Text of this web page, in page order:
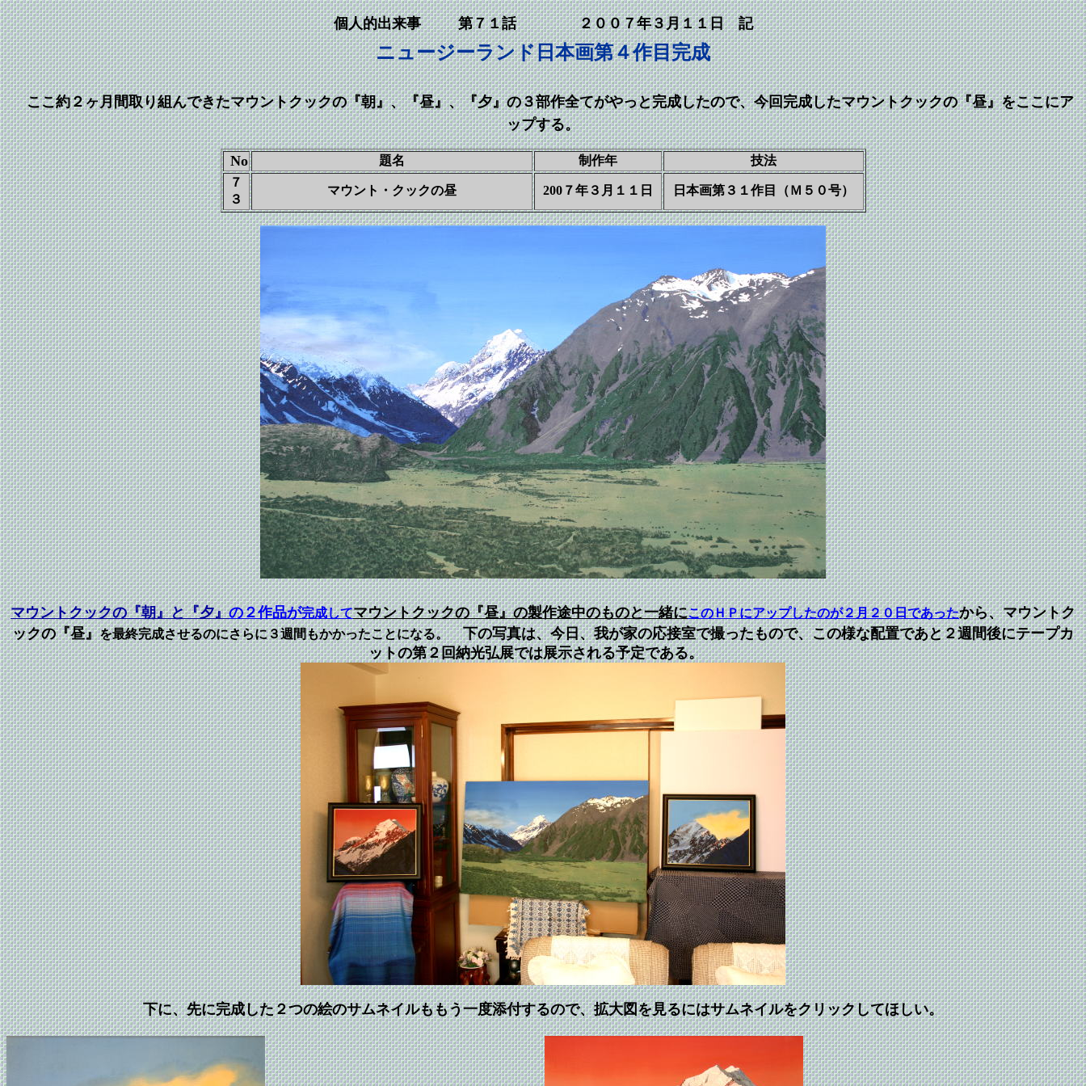
個人的出来事第７１話 ２００７年３月１１日 記
ニュージーランド日本画第４作目完成
ここ約２ヶ月間取り組んできたマウントクックの『朝』、『昼』、『夕』の３部作全てがやっと完成したので、今回完成したマウントクックの『昼』をここにア
ップする。
No 題名 制作年
技法
７
３
マウント・クックの昼 200７年３月１１日 日本画第３１作目（Ｍ５０号）
マウントクックの『朝』と『夕』の２作品が完成してマウントクックの『昼』の製作途中のものと一緒にこのＨＰにアップしたのが２月２０日であったから、マウントク
ックの『昼』を最終完成させるのにさらに３週間もかかったことになる。下の写真は、今日、我が家の応接室で撮ったもので、この様な配置であと２週間後にテープカ
ットの第２回納光弘展では展示される予定である。
下に、先に完成した２つの絵のサムネイルももう一度添付するので、拡大図を見るにはサムネイルをクリックしてほしい。